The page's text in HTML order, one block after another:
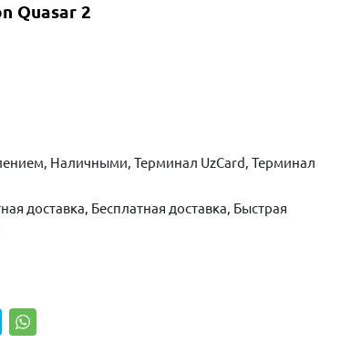
Quasar 2
Наличными, Терминал UzCard, Терминал
доставка, Бесплатная доставка, Быстрая